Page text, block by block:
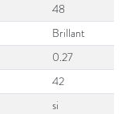
48
Brillant
0.27
42
si